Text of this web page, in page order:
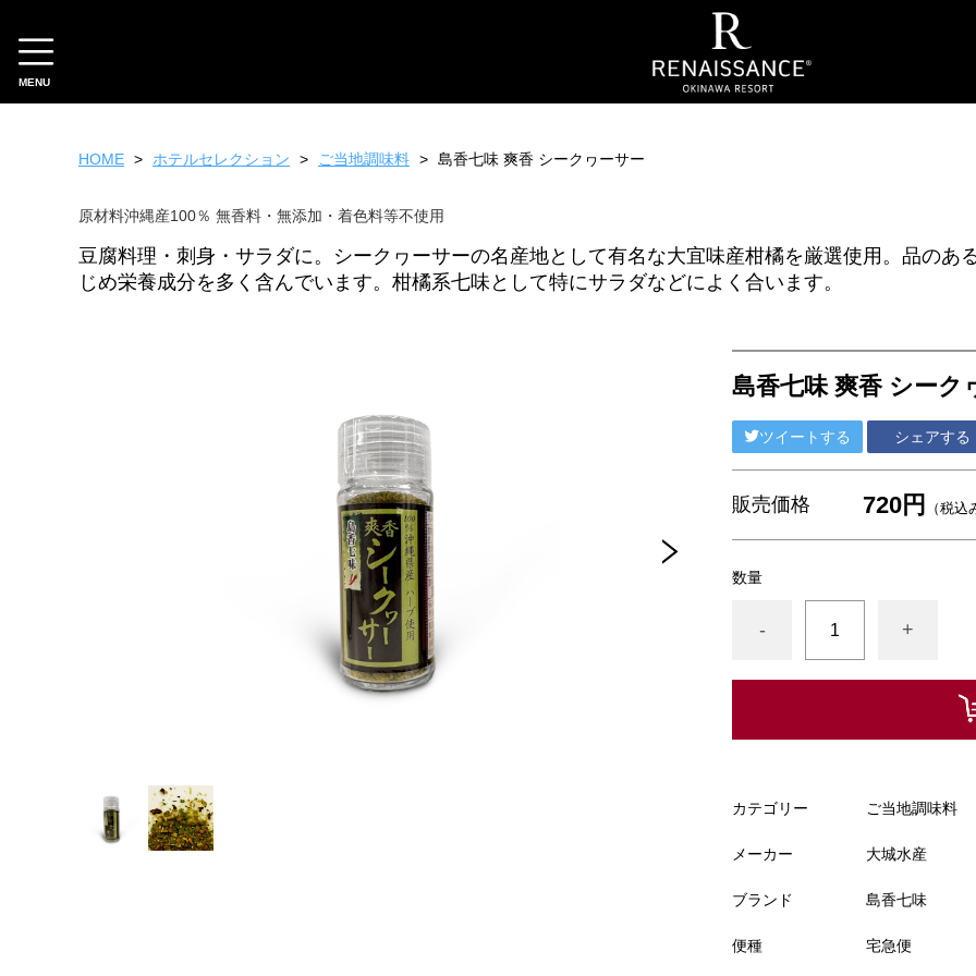
MENU
スイーツ
ファッション
HOME ホテルセレクション ご当地調味料 島香七味 爽香 シークヮーサー
原材料沖縄産100％ 無香料・無添加・着色料等不使用
豆腐料理・刺身・サラダに。シークヮーサーの名産地として有名な大宜味産柑橘を厳選使用。品のあ
じめ栄養成分を多く含んでいます。柑橘系七味として特にサラダなどによく合います。
島香七味 爽香 シーク
ツイートする シェアする
販売価格 720円 （税込
数量
- +
カテゴリー ご当地調味料
メーカー 大城水産
ブランド 島香七味
便種 宅急便